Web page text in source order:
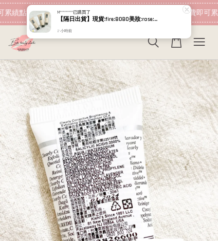
績點數 下筆消費即可折抵 加入會員 消費即可
M*********已購買了
【隔日出貨】現貨:fire:BOBO美妝:rose:專櫃貨 植村秀 無極限超持久輕粉底 小方瓶PLUS 664 5ml
2 小時前